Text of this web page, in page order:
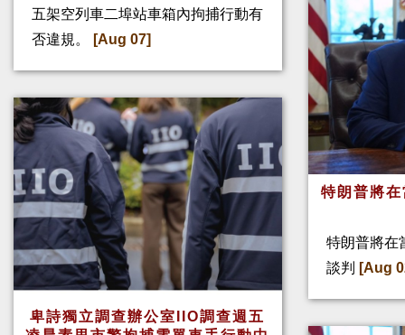
五架空列車二埠站車箱內拘捕行動有
否違規。
[Aug 07]
卑詩獨立調查辦公室IIO調查週五
特朗普將
特朗普將在
談判
[Aug